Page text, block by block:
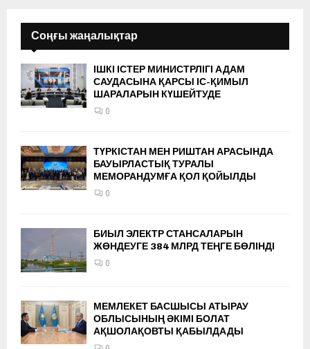
Соңғы жаңалықтар
ІШКІ ІСТЕР МИНИСТРЛІГІ АДАМ
САУДАСЫНА ҚАРСЫ ІС-ҚИМЫЛ
ШАРАЛАРЫН КҮШЕЙТУДЕ
0
ТҮРКІСТАН МЕН РИШТАН АРАСЫНДА
БАУЫРЛАСТЫҚ ТУРАЛЫ
МЕМОРАНДУМҒА ҚОЛ ҚОЙЫЛДЫ
0
БИЫЛ ЭЛЕКТР СТАНСАЛАРЫН
ЖӨНДЕУГЕ 384 МЛРД ТЕҢГЕ БӨЛІНДІ
0
МЕМЛЕКЕТ БАСШЫСЫ АТЫРАУ
ОБЛЫСЫНЫҢ ӘКІМІ БОЛАТ
АҚШОЛАҚОВТЫ ҚАБЫЛДАДЫ